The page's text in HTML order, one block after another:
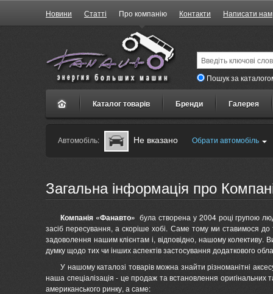
Новини Статті Про компанію Контакти Написати нам
Пошук за
Каталог товарів Бренди Галерея
Автомобіль: Не вказано Обрати автомобіль
Загальна інформація про
Компанія «Фанавто» була створена у 2004 році групою
засіб пересування, а скоріше хобі. Саме тому ми ставимося
задоволення нашим клієнтам і, відповідно, нашому
думку щодо тих чи інших аспектів застосування додаткового
У нашому каталозі товарів можна знайти різноманітні
наша спеціалізація - це продаж та встановлення оригінальних
американського ринку, а саме: